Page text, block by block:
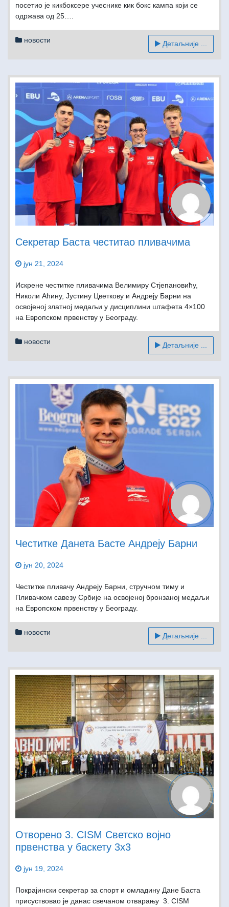
посeтио је кикбоксере учеснике кик бокс кампа који се
одржава од 25….
новости Детаљније ...
Секретар Баста честитао пливачима
јун 21, 2024
Искрене честитке пливачима Велимиру Стјепановићу,
Николи Аћину, Јустину Цветкову и Андреју Барни на
освојеној златној медаљи у дисциплини штафета 4×100
на Европском првенству у Београду.
новости Детаљније ...
Честитке Данета Басте Андреју Барни
јун 20, 2024
Честитке пливачу Андреју Барни, стручном тиму и
Пливачком савезу Србије на освојеној бронзаној медаљи
на Европском првенству у Београду.
новости Детаљније ...
Отворено 3. CISM Светско војно
првенства у баскету 3х3
јун 19, 2024
Покрајински секретар за спорт и омладину Дане Баста
присуствовао је данас свечаном отварању 3. CISM